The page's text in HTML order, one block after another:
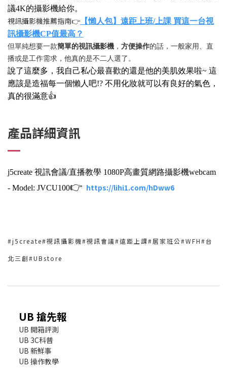
議4K的攝影機給你。
視訊攝影機推薦指南👉 【懶人包】遠距上班/上課 買這一台視
訊攝影機CP值最高？
但單純想要一款簡單的視訊攝影機 ， 方便操作的話，一般家用、直
播或是工作需求，他真的是不二人選了。
說了這麼多，我自己私心最喜歡的還是他的美肌效果啦~ 這
應該是造福每一個懶人吧!? 不用化妝就可以有良好的氣色，
真的很滿意👍
產品詳細資訊
j5create 視訊會議/直播教學 1080P高畫質網路攝影機webcam
- Model: JVCU100👉 https://lihi1.com/hDww6
#j5create#視訊攝影機#視訊會議#遠距上課#居家班公#WFH#台
北三創#UBstore
UB 搶先報
UB 開箱評測
UB 3C科普
UB 新鮮事
UB 操作教學